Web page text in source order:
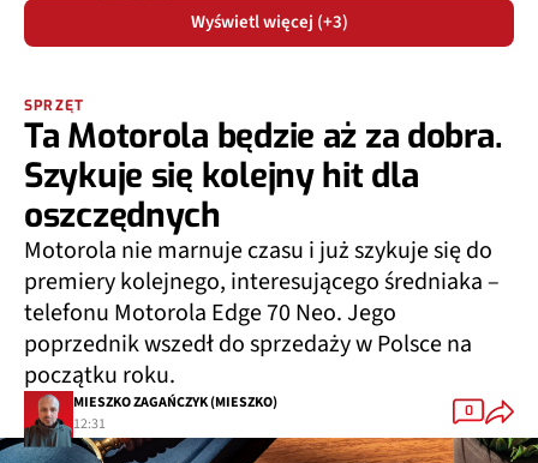
Wyświetl więcej (+3)
SPRZĘT
Ta Motorola będzie aż za dobra.
Szykuje się kolejny hit dla
oszczędnych
Motorola nie marnuje czasu i już szykuje się do
premiery kolejnego, interesującego średniaka –
telefonu Motorola Edge 70 Neo. Jego
poprzednik wszedł do sprzedaży w Polsce na
początku roku.
MIESZKO ZAGAŃCZYK (MIESZKO)
12:31
0